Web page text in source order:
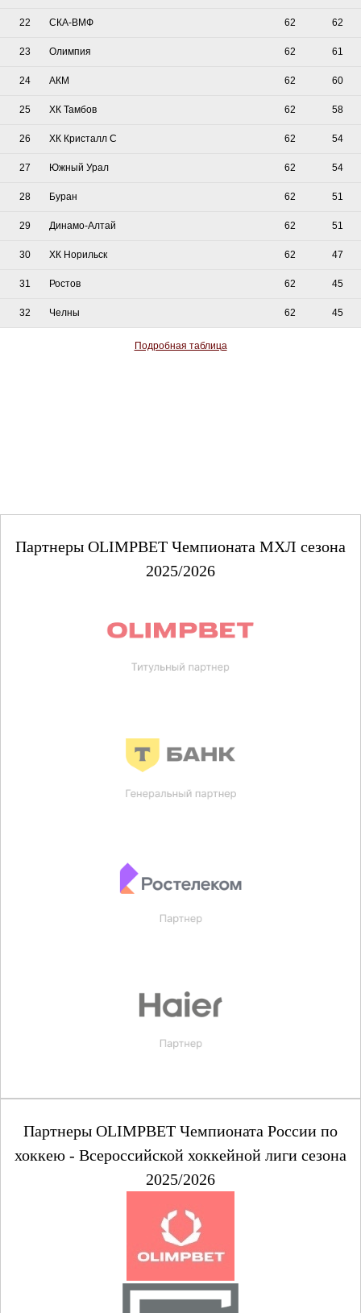
22 СКА-ВМФ 62 62
23 Олимпия 62 61
24 АКМ 62 60
25 ХК Тамбов 62 58
26 ХК Кристалл С 62 54
27 Южный Урал 62 54
28 Буран 62 51
29 Динамо-Алтай 62 51
30 ХК Норильск 62 47
31 Ростов 62 45
32 Челны 62 45
Подробная таблица
Партнеры OLIMPBET Чемпионата МХЛ сезона
2025/2026
Партнеры OLIMPBET Чемпионата России по
хоккею - Всероссийской хоккейной лиги сезона
2025/2026